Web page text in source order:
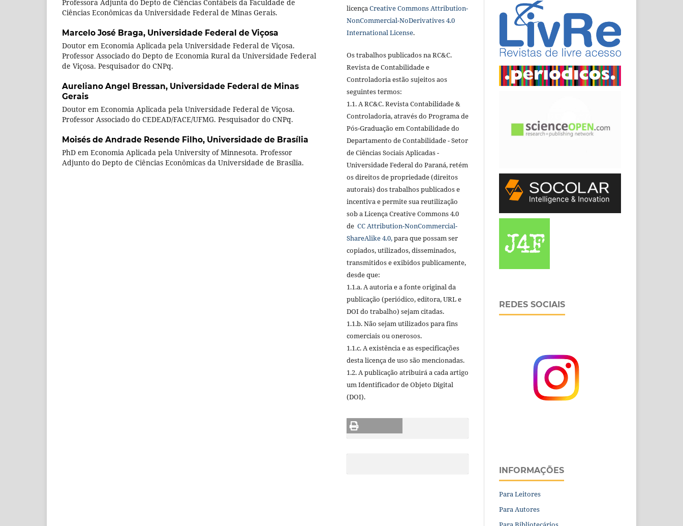
Professora Adjunta do Depto de Ciências Contábeis da Faculdade de
Ciências Econômicas da Universidade Federal de Minas Gerais.
Marcelo José Braga, Universidade Federal de Viçosa
Doutor em Economia Aplicada pela Universidade Federal de Viçosa.
Professor Associado do Depto de Economia Rural da Universidade Federal
de Viçosa. Pesquisador do CNPq.
Aureliano Angel Bressan, Universidade Federal de Minas
Gerais
Doutor em Economia Aplicada pela Universidade Federal de Viçosa.
Professor Associado do CEDEAD/FACE/UFMG. Pesquisador do CNPq.
Moisés de Andrade Resende Filho, Universidade de Brasília
PhD em Economia Aplicada pela University of Minnesota. Professor
Adjunto do Depto de Ciências Econômicas da Universidade de Brasília.
licença Creative Commons Attribution-
NonCommercial-NoDerivatives 4.0
International License.
Os trabalhos publicados na RC&C.
Revista de Contabilidade e
Controladoria estão sujeitos aos
seguintes termos:
1.1. A RC&C. Revista Contabilidade &
Controladoria, através do Programa de
Pós-Graduação em Contabilidade do
Departamento de Contabilidade - Setor
de Ciências Sociais Aplicadas -
Universidade Federal do Paraná, retém
os direitos de propriedade (direitos
autorais) dos trabalhos publicados e
incentiva e permite sua reutilização
sob a Licença Creative Commons 4.0
de CC Attribution-NonCommercial-
ShareAlike 4.0,para que possam ser
copiados, utilizados, disseminados,
transmitidos e exibidos publicamente,
desde que:
1.1.a. A autoria e a fonte original da
publicação (periódico, editora, URL e
DOI do trabalho) sejam citadas.
1.1.b. Não sejam utilizados para fins
comerciais ou onerosos.
1.1.c. A existência e as especificações
desta licença de uso são mencionadas.
1.2. A publicação atribuirá a cada artigo
um Identificador de Objeto Digital
(DOI).
REDES SOCIAIS
INFORMAÇÕES
Para Leitores
Para Autores